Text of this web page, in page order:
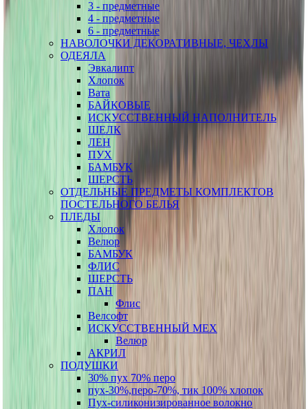
3 - предметные
4 - предметные
6 - предметные
НАВОЛОЧКИ ДЕКОРАТИВНЫЕ, ЧЕХЛЫ
ОДЕЯЛА
Эвкалипт
Хлопок
Вата
БАЙКОВЫЕ
ИСКУССТВЕННЫЙ НАПОЛНИТЕЛЬ
ШЕЛК
ЛЕН
ПУХ
БАМБУК
ШЕРСТЬ
ОТДЕЛЬНЫЕ ПРЕДМЕТЫ КОМПЛЕКТОВ
ПОСТЕЛЬНОГО БЕЛЬЯ
ПЛЕДЫ
Хлопок
Велюр
БАМБУК
ФЛИС
ШЕРСТЬ
ПАН
Флис
Велсофт
ИСКУССТВЕННЫЙ МЕХ
Велюр
АКРИЛ
ПОДУШКИ
30% пух 70% перо
пух-30%,перо-70%, тик 100% хлопок
Пух-силиконизированное волокно